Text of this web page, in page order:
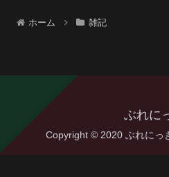
ホーム 雑記
ぶれに
Copyright © 2020 ぶれにっ